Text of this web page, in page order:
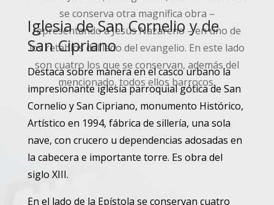
se conserva otra magnífica obra –
representando a Jesús Nazareno – en uno de
los retablos del lado del evangelio. En este lado
son cuatro los que se conservan, además del
mencionado, todos ellos barrocos.
Iglesia de San Cornelio y de
San Cipriano
Destaca sobre manera en el casco urbano la
impresionante iglesia parroquial gótica de San
Cornelio y San Cipriano, monumento Histórico,
Artístico en 1994, fábrica de sillería, una sola
nave, con crucero u dependencias adosadas en
la cabecera e importante torre. Es obra del
siglo XIII.
En el lado de la Epístola se conservan cuatro